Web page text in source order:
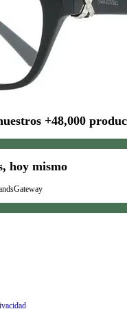
+48,000
hoy mismo